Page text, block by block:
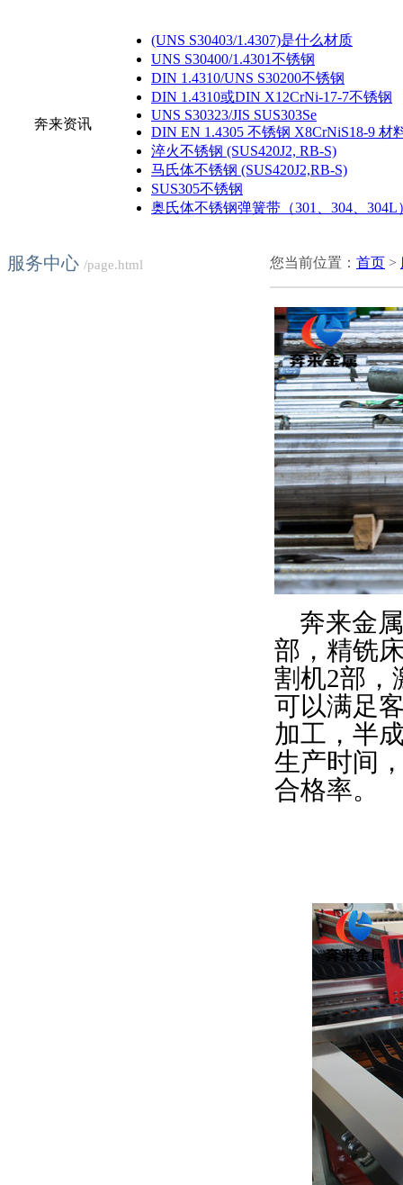
奔来资讯
(UNS S30403/1.4307)是什么材质
UNS S30400/1.4301不锈钢
DIN 1.4310/UNS S30200不锈钢
DIN 1.4310或DIN X12CrNi-17-7不锈钢
UNS S30323/JIS SUS303Se
DIN EN 1.4305 不锈钢 X8CrNiS18-9 材
淬火不锈钢 (SUS420J2, RB-S)
马氏体不锈钢 (SUS420J2,RB-S)
SUS305不锈钢
奥氏体不锈钢弹簧带（301、304、304L
服务中心 /page.html 您当前位置： 首页 >
奔来金
部，精铣
割机2部，
可以满足
加工，半
生产时间
合格率。